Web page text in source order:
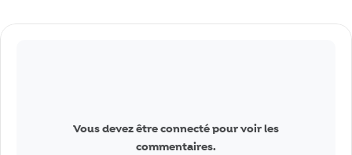
Commentaires
Vous devez être connecté pour voir les
commentaires.